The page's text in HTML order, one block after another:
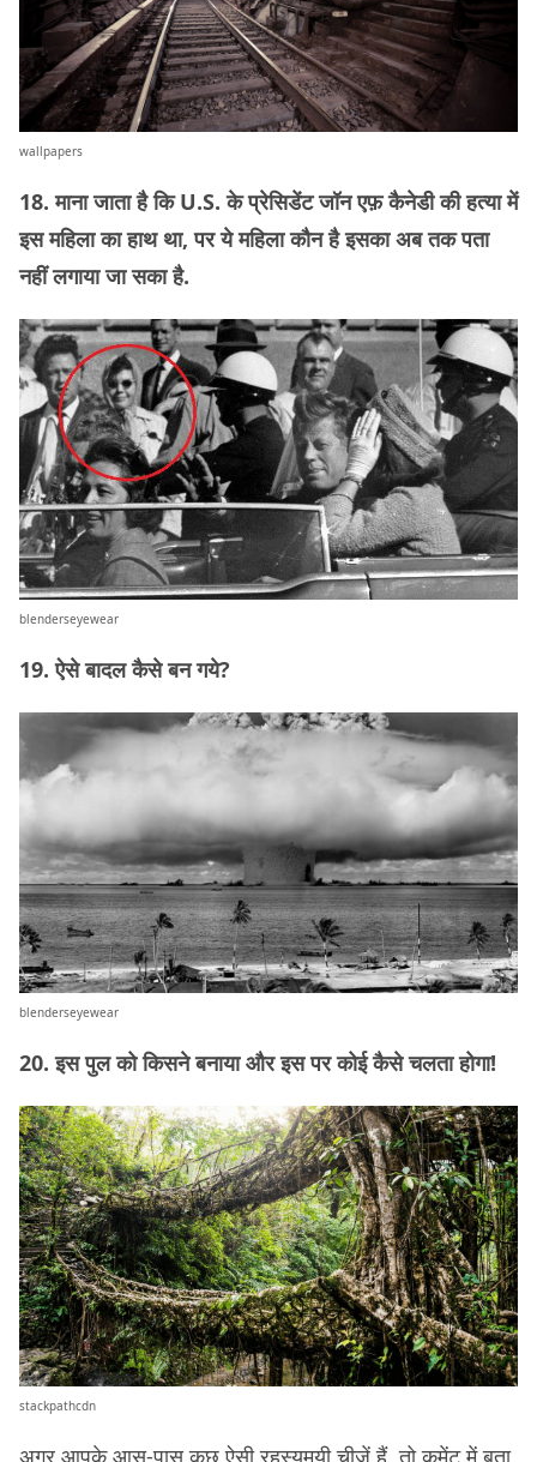
wallpapers
18. माना जाता है कि U.S. के प्रेसिडेंट जॉन एफ़ कैनेडी की हत्या में
इस महिला का हाथ था, पर ये महिला कौन है इसका अब तक पता
नहीं लगाया जा सका है.
blenderseyewear
19. ऐसे बादल कैसे बन गये?
blenderseyewear
20. इस पुल को किसने बनाया और इस पर कोई कैसे चलता होगा!
stackpathcdn
अगर आपके आस-पास कुछ ऐसी रहस्यमयी चीज़ें हैं, तो कमेंट में बता